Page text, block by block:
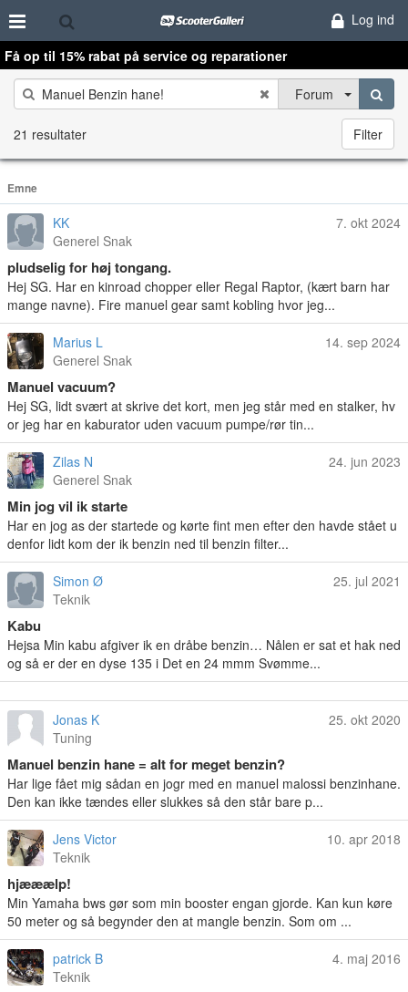
Log ind
Få op til 15% rabat på service og reparationer
Forum
21 resultater Filter
Emne
KK
Generel Snak
7. okt 2024
pludselig for høj tongang.
Hej SG. Har en kinroad chopper eller Regal Raptor, (kært barn har
mange navne). Fire manuel gear samt kobling hvor jeg...
Marius L
Generel Snak
14. sep 2024
Manuel vacuum?
Hej SG, lidt svært at skrive det kort, men jeg står med en stalker, hv
or jeg har en kaburator uden vacuum pumpe/rør tin...
Zilas N
Generel Snak
24. jun 2023
Min jog vil ik starte
Har en jog as der startede og kørte fint men efter den havde stået u
denfor lidt kom der ik benzin ned til benzin filter...
Simon Ø
Teknik
25. jul 2021
Kabu
Hejsa Min kabu afgiver ik en dråbe benzin… Nålen er sat et hak ned
og så er der en dyse 135 i Det en 24 mmm Svømme...
Jonas K
Tuning
25. okt 2020
Manuel benzin hane = alt for meget benzin?
Har lige fået mig sådan en jogr med en manuel malossi benzinhane.
Den kan ikke tændes eller slukkes så den står bare p...
Jens Victor
Teknik
10. apr 2018
hjææælp!
Min Yamaha bws gør som min booster engan gjorde. Kan kun køre
50 meter og så begynder den at mangle benzin. Som om ...
patrick B
Teknik
4. maj 2016